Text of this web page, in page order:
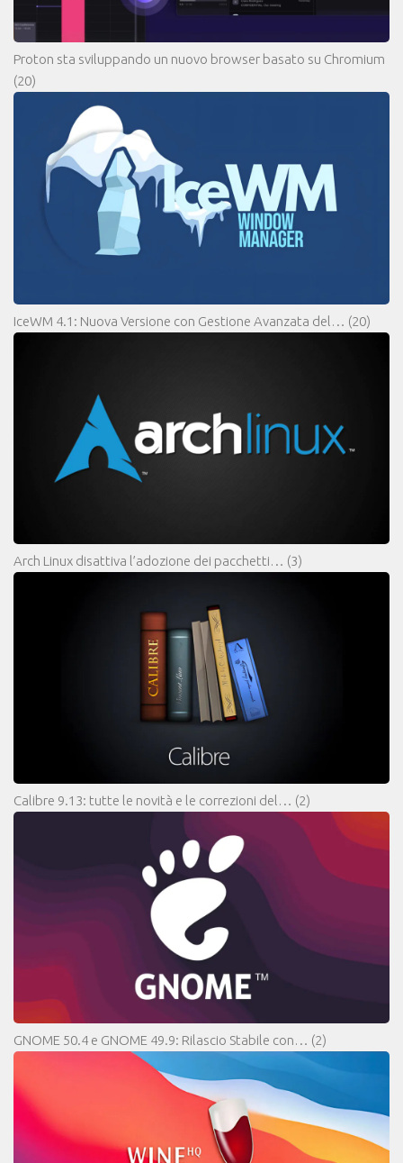
Proton sta sviluppando un nuovo browser basato su Chromium
(20)
IceWM 4.1: Nuova Versione con Gestione Avanzata del… (20)
Arch Linux disattiva l’adozione dei pacchetti… (3)
Calibre 9.13: tutte le novità e le correzioni del… (2)
GNOME 50.4 e GNOME 49.9: Rilascio Stabile con… (2)